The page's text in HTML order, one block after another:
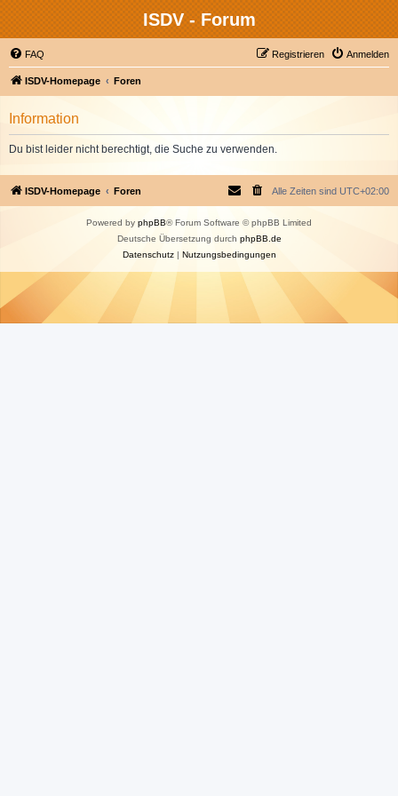
ISDV - Forum
FAQ Anmelden
Registrieren
ISDV-Homepage Foren
Information
Du bist leider nicht berechtigt, die Suche zu verwenden.
ISDV-Homepage Foren Alle Zeiten sind UTC+02:00
Powered by phpBB® Forum Software © phpBB Limited
Deutsche Übersetzung durch phpBB.de
Datenschutz| Nutzungsbedingungen